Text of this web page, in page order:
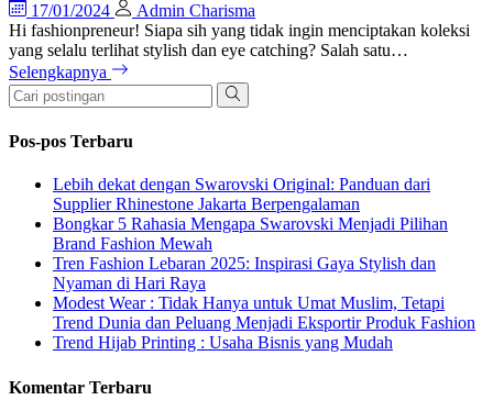
17/01/2024
Admin Charisma
Hi fashionpreneur! Siapa sih yang tidak ingin menciptakan koleksi
yang selalu terlihat stylish dan eye catching? Salah satu…
Selengkapnya
Pos-pos Terbaru
Lebih dekat dengan Swarovski Original: Panduan dari
Supplier Rhinestone Jakarta Berpengalaman
Bongkar 5 Rahasia Mengapa Swarovski Menjadi Pilihan
Brand Fashion Mewah
Tren Fashion Lebaran 2025: Inspirasi Gaya Stylish dan
Nyaman di Hari Raya
Modest Wear : Tidak Hanya untuk Umat Muslim, Tetapi
Trend Dunia dan Peluang Menjadi Eksportir Produk Fashion
Trend Hijab Printing : Usaha Bisnis yang Mudah
Komentar Terbaru